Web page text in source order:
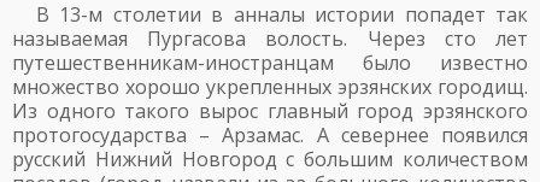
В 13-м столетии в анналы истории попадет так
называемая Пургасова волость. Через сто лет
путешественникам-иностранцам было известно
множество хорошо укрепленных эрзянских городищ.
Из одного такого вырос главный город эрзянского
протогосударства – Арзамас. А севернее появился
русский Нижний Новгород с большим количеством